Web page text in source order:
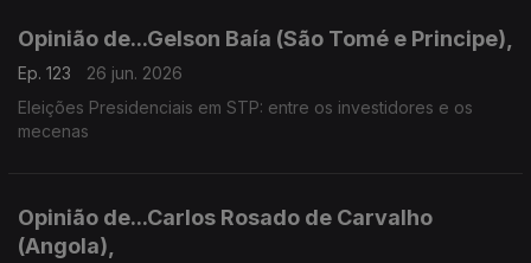
Opinião de...Gelson Baía (São Tomé e Principe),
Ep. 123
26 jun. 2026
Eleições Presidenciais em STP: entre os investidores e os
mecenas
Opinião de...Carlos Rosado de Carvalho
(Angola),